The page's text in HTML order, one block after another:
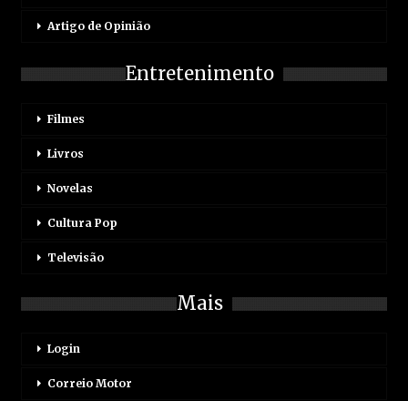
Artigo de Opinião
Entretenimento
Filmes
Livros
Novelas
Cultura Pop
Televisão
Mais
Login
Correio Motor